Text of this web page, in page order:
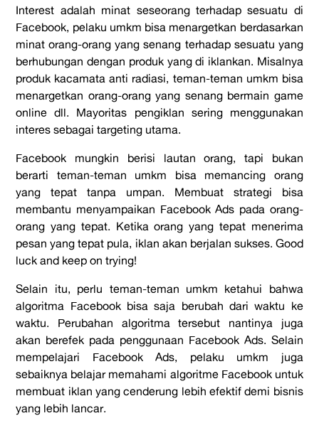
Interest adalah minat seseorang terhadap sesuatu di
Facebook, pelaku umkm bisa menargetkan berdasarkan
minat orang-orang yang senang terhadap sesuatu yang
berhubungan dengan produk yang di iklankan. Misalnya
produk kacamata anti radiasi, teman-teman umkm bisa
menargetkan orang-orang yang senang bermain game
online dll. Mayoritas pengiklan sering menggunakan
interes sebagai targeting utama.
Facebook mungkin berisi lautan orang, tapi bukan
berarti teman-teman umkm bisa memancing orang
yang tepat tanpa umpan. Membuat strategi bisa
membantu menyampaikan Facebook Ads pada orang-
orang yang tepat. Ketika orang yang tepat menerima
pesan yang tepat pula, iklan akan berjalan sukses. Good
luck and keep on trying!
Selain itu, perlu teman-teman umkm ketahui bahwa
algoritma Facebook bisa saja berubah dari waktu ke
waktu. Perubahan algoritma tersebut nantinya juga
akan berefek pada penggunaan Facebook Ads. Selain
mempelajari Facebook Ads, pelaku umkm juga
sebaiknya belajar memahami algoritme Facebook untuk
membuat iklan yang cenderung lebih efektif demi bisnis
yang lebih lancar.